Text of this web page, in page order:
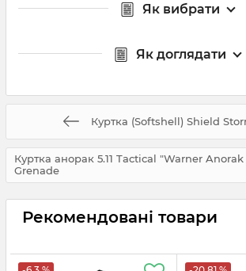
Як вибрати
Як доглядати
Куртка (Softshell) Shield
Куртка анорак 5.11 Tactical "Warner
Grenade
Рекомендовані товари